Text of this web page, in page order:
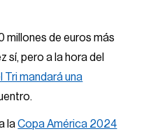
millones de euros más
sí, pero a la hora del
Tri mandará una
laCopa América 2024